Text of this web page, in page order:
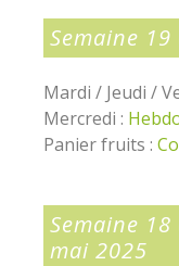
Semaine
Mardi / Jeudi /
Mercredi :
Panier fruits :
Semaine
mai 2025